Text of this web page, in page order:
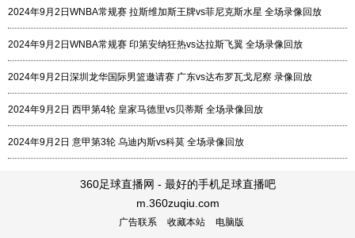
2024年9月2日WNBA常规赛 拉斯维加斯王牌vs菲尼克斯水星 全场录像回放
2024年9月2日WNBA常规赛 印第安纳狂热vs达拉斯飞翼 全场录像回放
2024年9月2日深圳龙华国际男篮邀请赛 广东vs达布罗瓦戈尼察 录像回放
2024年9月2日 西甲第4轮 皇家马德里vs贝蒂斯 全场录像回放
2024年9月2日 意甲第3轮 乌迪内斯vs科莫 全场录像回放
360足球直播网 - 最好的手机足球直播吧
m.360zuqiu.com
广告联系 收藏本站 电脑版